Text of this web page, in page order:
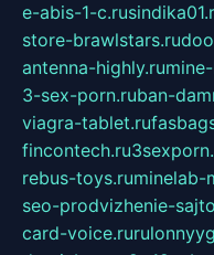
e-abis-1-c.ru
store-brawlstars.ru
antenna-highly.ru
3-sex-porn.ruban-
viagra-tablet.ru
fincontech.ru
rebus-toys.ruminelab-
seo-prodvizhenie-
card-voice.ru